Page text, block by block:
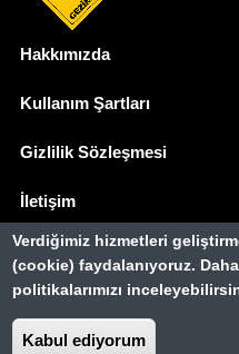
Hakkımızda
Kullanım Şartları
Gizlilik Sözleşmesi
İletişim
Basında Biz
Verdiğimiz hizmetleri
(cookie) faydalanıyoruz.
politikalarımızı
Kabul ediyorum